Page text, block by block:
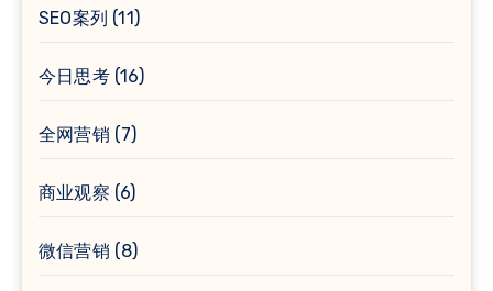
SEO案列 (11)
今日思考(16)
全网营销 (7)
商业观察 (6)
微信营销 (8)